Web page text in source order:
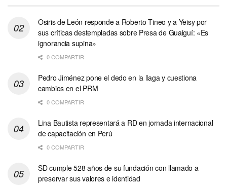
Osiris de León responde a Roberto Tineo y a Yeisy por
sus críticas destempladas sobre Presa de Guaiguí: «Es
ignorancia supina»
0 COMPARTIR
Pedro Jiménez pone el dedo en la llaga y cuestiona
cambios en el PRM
0 COMPARTIR
Lina Bautista representará a RD en jornada internacional
de capacitación en Perú
0 COMPARTIR
SD cumple 528 años de su fundación con llamado a
preservar sus valores e identidad